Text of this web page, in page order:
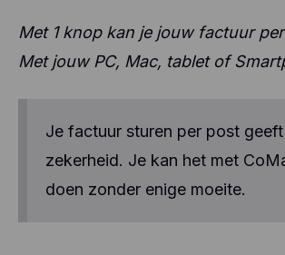
Met 1 knop kan je jouw factuur
Met jouw PC, Mac, tablet of
Je factuur sturen per post
zekerheid. Je kan het met
doen zonder enige moeite.